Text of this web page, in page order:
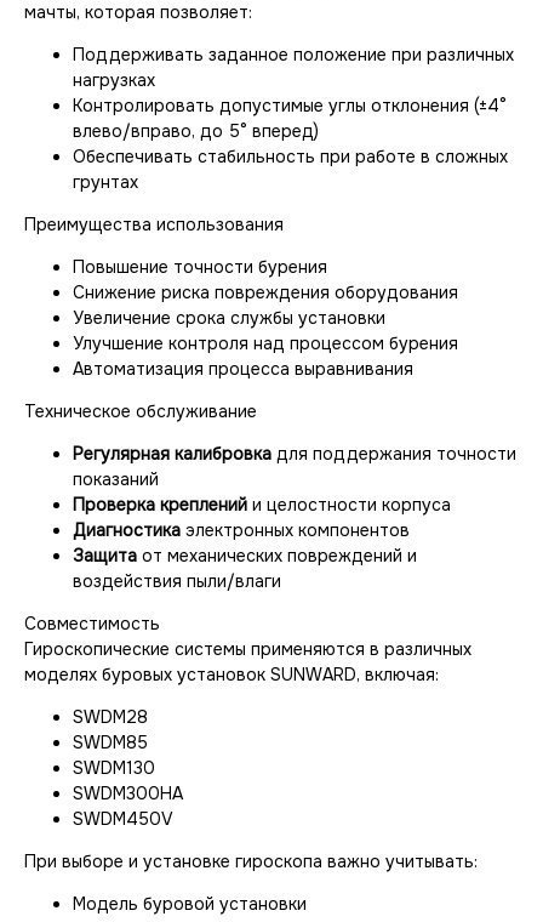
мачты, которая позволяет:
Поддерживать заданное положение при различных
нагрузках
Контролировать допустимые углы отклонения (±4°
влево/вправо, до 5° вперед)
Обеспечивать стабильность при работе в сложных
грунтах
Преимущества использования
Повышение точности бурения
Снижение риска повреждения оборудования
Увеличение срока службы установки
Улучшение контроля над процессом бурения
Автоматизация процесса выравнивания
Техническое обслуживание
Регулярная калибровка для поддержания точности
показаний
Проверка креплений и целостности корпуса
Диагностика электронных компонентов
Защита от механических повреждений и
воздействия пыли/влаги
Совместимость
Гироскопические системы применяются в различных
моделях буровых установок SUNWARD, включая:
SWDM28
SWDM85
SWDM130
SWDM300HA
SWDM450V
При выборе и установке гироскопа важно учитывать:
Модель буровой установки